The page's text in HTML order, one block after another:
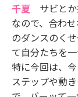
千夏
サビと
なので、合わ
のダンスのく
て自分たちを
特に今回は、
ステップや動